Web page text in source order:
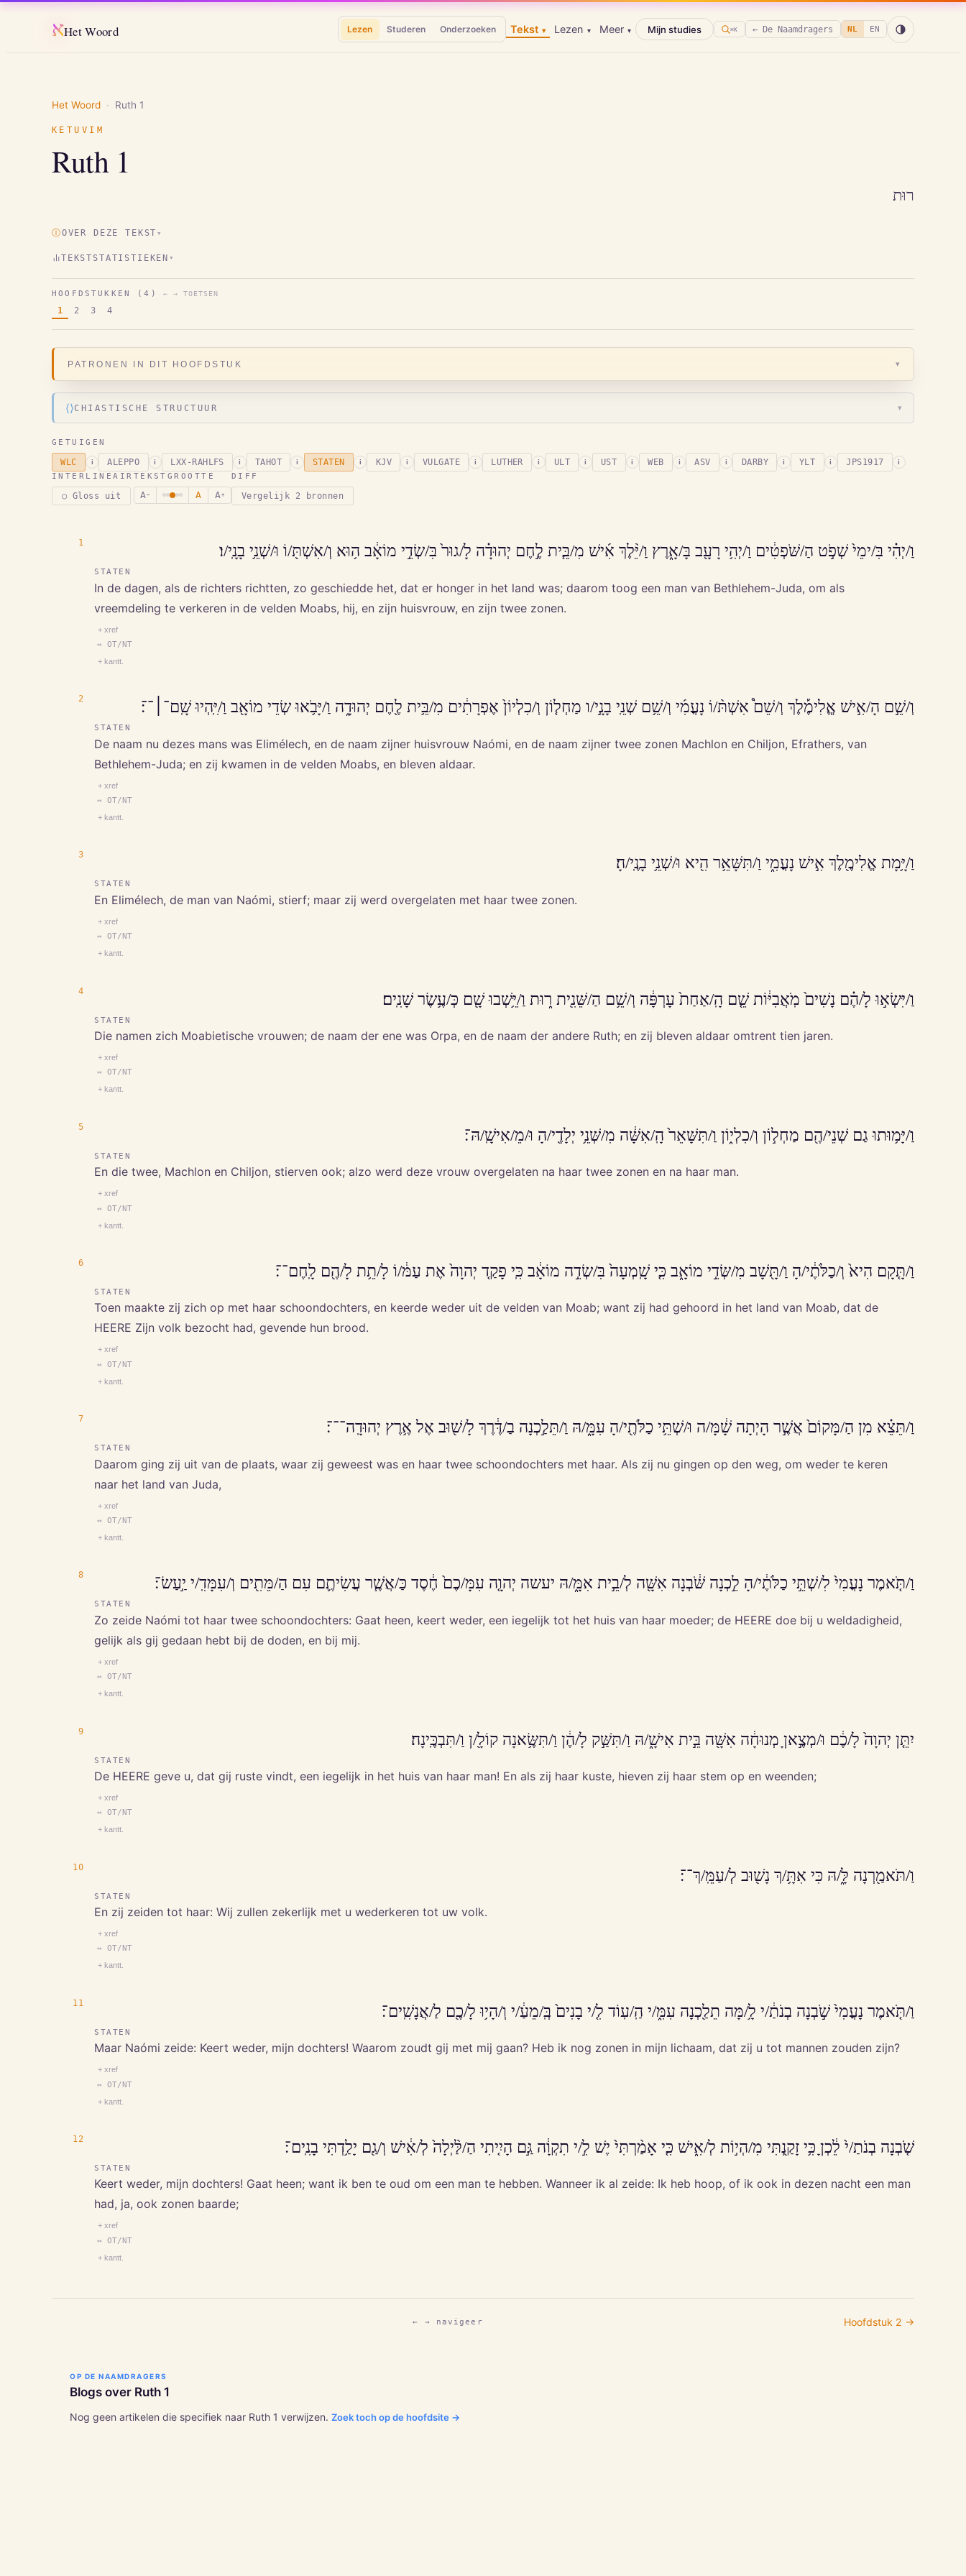
אHet Woord Lezen Studeren Onderzoeken Tekst ▾ Lezen ▾ Meer ▾ Mijn studies ⌘K ← De Naamdragers NL EN
Het Woord · Ruth 1
KETUVIM
Ruth 1
רוּת
ⒾOVER DEZE TEKST ▾
TEKSTSTATISTIEKEN ▾
HOOFDSTUKKEN (4 ) ← → TOETSEN
1 2 3 4
PATRONEN IN DIT HOOFDSTUK ▾
⟨⟩CHIASTISCHE STRUCTUUR ▾
GETUIGEN
WLC i ALEPPO i LXX-RAHLFS i TAHOT i STATEN i KJV i VULGATE i LUTHER i ULT i UST i WEB i ASV i DARBY i YLT i JPS1917 i
INTERLINEAIR
○ Gloss uit
TEKSTGROOTTE
A− A A+
DIFF
Vergelijk 2 bronnen
1 וַ/יְהִ֗י בִּ/ימֵי֙ שְׁפֹ֣ט הַ/שֹּׁפְטִ֔ים וַ/יְהִ֥י רָעָ֖ב בָּ/אָ֑רֶץ וַ/יֵּ֨לֶךְ אִ֜ישׁ מִ/בֵּ֧ית לֶ֣חֶם יְהוּדָ֗ה לָ/גוּר֙ בִּ/שְׂדֵ֣י מוֹאָ֔ב ה֥וּא וְ/אִשְׁתּ֖/וֹ וּ/שְׁנֵ֥י בָנָֽי/ו׃
STATEN
In de dagen, als de richters richtten, zo geschiedde het, dat er honger in het land was; daarom toog een man van Bethlehem-Juda, om als
vreemdeling te verkeren in de velden Moabs, hij, en zijn huisvrouw, en zijn twee zonen.
+ xref
↔ OT/NT
+ kantt.
2 וְ/שֵׁ֣ם הָ/אִ֣ישׁ אֱֽלִימֶ֡לֶךְ וְ/שֵׁם֩ אִשְׁתּ֨/וֹ נָעֳמִ֜י וְ/שֵׁ֥ם שְׁנֵֽי בָנָ֣י/ו מַחְל֤וֹן וְ/כִלְיוֹן֙ אֶפְרָתִ֔ים מִ/בֵּ֥ית לֶ֖חֶם יְהוּדָ֑ה וַ/יָּבֹ֥אוּ שְׂדֵי מוֹאָ֖ב וַ/יִּֽהְיוּ שָֽׁם־׀־־׃
STATEN
De naam nu dezes mans was Elimélech, en de naam zijner huisvrouw Naómi, en de naam zijner twee zonen Machlon en Chiljon, Efrathers, van
Bethlehem-Juda; en zij kwamen in de velden Moabs, en bleven aldaar.
+ xref
↔ OT/NT
+ kantt.
3 וַ/יָּ֥מָת אֱלִימֶ֖לֶךְ אִ֣ישׁ נָעֳמִ֑י וַ/תִּשָּׁאֵ֥ר הִ֖יא וּ/שְׁנֵ֥י בָנֶֽי/הָ׃
STATEN
En Elimélech, de man van Naómi, stierf; maar zij werd overgelaten met haar twee zonen.
+ xref
↔ OT/NT
+ kantt.
4 וַ/יִּשְׂא֣וּ לָ/הֶ֗ם נָשִׁים֙ מֹֽאֲבִיּ֔וֹת שֵׁ֤ם הָֽ/אַחַת֙ עָרְפָּ֔ה וְ/שֵׁ֥ם הַ/שֵּׁנִ֖ית ר֑וּת וַ/יֵּ֥שְׁבוּ שָׁ֖ם כְּ/עֶ֥שֶׂר שָׁנִֽים׃
STATEN
Die namen zich Moabietische vrouwen; de naam der ene was Orpa, en de naam der andere Ruth; en zij bleven aldaar omtrent tien jaren.
+ xref
↔ OT/NT
+ kantt.
5 וַ/יָּמ֥וּתוּ גַם שְׁנֵי/הֶ֖ם מַחְל֣וֹן וְ/כִלְי֑וֹן וַ/תִּשָּׁאֵר֙ הָֽ/אִשָּׁ֔ה מִ/שְּׁנֵ֥י יְלָדֶ֖י/הָ וּ/מֵ/אִישָֽׁ/הּ־׃
STATEN
En die twee, Machlon en Chiljon, stierven ook; alzo werd deze vrouw overgelaten na haar twee zonen en na haar man.
+ xref
↔ OT/NT
+ kantt.
6 וַ/תָּ֤קָם הִיא֙ וְ/כַלֹּתֶ֔י/הָ וַ/תָּ֖שָׁב מִ/שְּׂדֵ֣י מוֹאָ֑ב כִּ֤י שָֽׁמְעָה֙ בִּ/שְׂדֵ֣ה מוֹאָ֔ב כִּֽי פָקַ֤ד יְהוָה֙ אֶת עַמּ֔/וֹ לָ/תֵ֥ת לָ/הֶ֖ם לָֽחֶם־־׃
STATEN
Toen maakte zij zich op met haar schoondochters, en keerde weder uit de velden van Moab; want zij had gehoord in het land van Moab, dat de
HEERE Zijn volk bezocht had, gevende hun brood.
+ xref
↔ OT/NT
+ kantt.
7 וַ/תֵּצֵ֗א מִן הַ/מָּקוֹם֙ אֲשֶׁ֣ר הָיְתָה שָׁ֔מָּ/ה וּ/שְׁתֵּ֥י כַלֹּתֶ֖י/הָ עִמָּ֑/הּ וַ/תֵּלַ֣כְנָה בַ/דֶּ֔רֶךְ לָ/שׁ֖וּב אֶל אֶ֥רֶץ יְהוּדָֽה־־־׃
STATEN
Daarom ging zij uit van de plaats, waar zij geweest was en haar twee schoondochters met haar. Als zij nu gingen op den weg, om weder te keren
naar het land van Juda,
+ xref
↔ OT/NT
+ kantt.
8 וַ/תֹּ֤אמֶר נָעֳמִי֙ לִ/שְׁתֵּ֣י כַלֹּתֶ֔י/הָ לֵ֣כְנָה שֹּׁ֔בְנָה אִשָּׁ֖ה לְ/בֵ֣ית אִמָּ֑/הּ יעשה יְהוָ֤ה עִמָּ/כֶם֙ חֶ֔סֶד כַּ/אֲשֶׁ֧ר עֲשִׂיתֶ֛ם עִם הַ/מֵּתִ֖ים וְ/עִמָּדִֽ/י יַ֣עַשׂ־׃
STATEN
Zo zeide Naómi tot haar twee schoondochters: Gaat heen, keert weder, een iegelijk tot het huis van haar moeder; de HEERE doe bij u weldadigheid,
gelijk als gij gedaan hebt bij de doden, en bij mij.
+ xref
↔ OT/NT
+ kantt.
9 יִתֵּ֤ן יְהוָה֙ לָ/כֶ֔ם וּ/מְצֶ֣אןָ מְנוּחָ֔ה אִשָּׁ֖ה בֵּ֣ית אִישָׁ֑/הּ וַ/תִּשַּׁ֣ק לָ/הֶ֔ן וַ/תִּשֶּׂ֥אנָה קוֹלָ֖/ן וַ/תִּבְכֶּֽינָה׃
STATEN
De HEERE geve u, dat gij ruste vindt, een iegelijk in het huis van haar man! En als zij haar kuste, hieven zij haar stem op en weenden;
+ xref
↔ OT/NT
+ kantt.
10 וַ/תֹּאמַ֖רְנָה לָּ֑/הּ כִּי אִתָּ֥/ךְ נָשׁ֖וּב לְ/עַמֵּֽ/ךְ־־׃
STATEN
En zij zeiden tot haar: Wij zullen zekerlijk met u wederkeren tot uw volk.
+ xref
↔ OT/NT
+ kantt.
11 וַ/תֹּ֤אמֶר נָעֳמִי֙ שֹׁ֣בְנָה בְנֹתַ֔/י לָ֥/מָּה תֵלַ֖כְנָה עִמִּ֑/י הַֽ/עֽוֹד לִ֤/י בָנִים֙ בְּֽ/מֵעַ֔/י וְ/הָי֥וּ לָ/כֶ֖ם לַ/אֲנָשִֽׁים־׃
STATEN
Maar Naómi zeide: Keert weder, mijn dochters! Waarom zoudt gij met mij gaan? Heb ik nog zonen in mijn lichaam, dat zij u tot mannen zouden zijn?
+ xref
↔ OT/NT
+ kantt.
12 שֹׁ֤בְנָה בְנֹתַ/י֙ לֵ֔כְןָ כִּ֥י זָקַ֖נְתִּי מִ/הְי֣וֹת לְ/אִ֑ישׁ כִּ֤י אָמַ֨רְתִּי֙ יֶשׁ לִ֣/י תִקְוָ֔ה גַּ֣ם הָיִ֤יתִי הַ/לַּ֨יְלָה֙ לְ/אִ֔ישׁ וְ/גַ֖ם יָלַ֥דְתִּי בָנִֽים־׃
STATEN
Keert weder, mijn dochters! Gaat heen; want ik ben te oud om een man te hebben. Wanneer ik al zeide: Ik heb hoop, of ik ook in dezen nacht een man
had, ja, ook zonen baarde;
+ xref
↔ OT/NT
+ kantt.
← → navigeer Hoofdstuk 2 →
OP DE NAAMDRAGERS
Blogs over Ruth 1
Nog geen artikelen die specifiek naar Ruth 1 verwijzen. Zoek toch op de hoofdsite →